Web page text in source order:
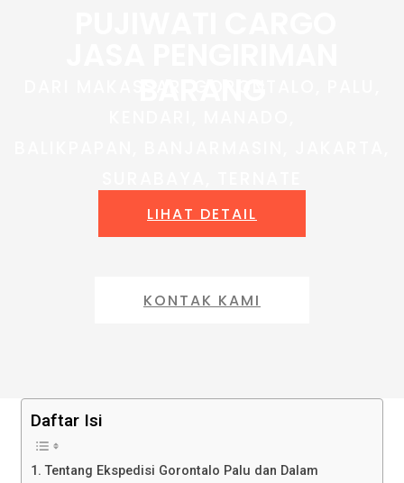
LIHAT DETAIL
KONTAK KAMI
Daftar Isi
Tentang Ekspedisi Gorontalo Palu dan Dalam